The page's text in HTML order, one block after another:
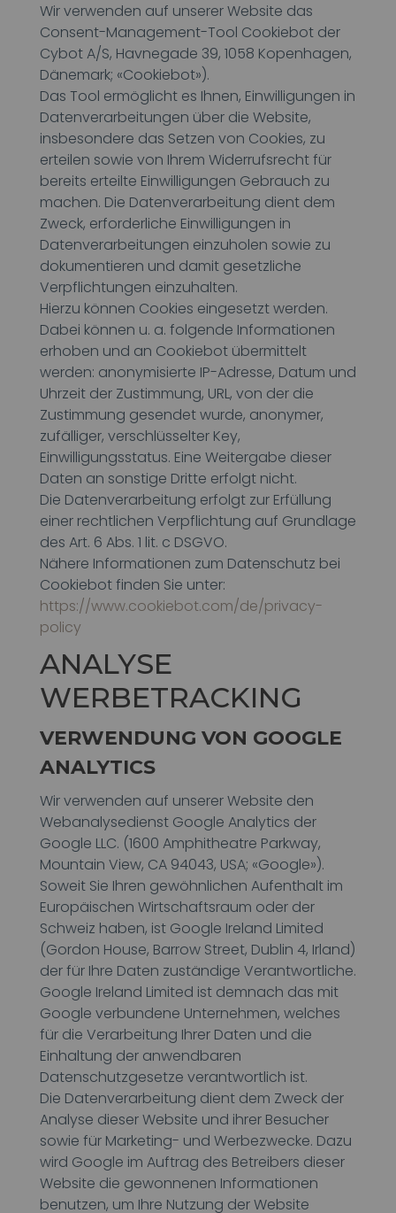
Wir verwenden auf unserer Website das
Consent-Management-Tool Cookiebot der
Cybot A/S, Havnegade 39, 1058 Kopenhagen,
Dänemark; «Cookiebot»).
Das Tool ermöglicht es Ihnen, Einwilligungen in
Datenverarbeitungen über die Website,
insbesondere das Setzen von Cookies, zu
erteilen sowie von Ihrem Widerrufsrecht für
bereits erteilte Einwilligungen Gebrauch zu
machen. Die Datenverarbeitung dient dem
Zweck, erforderliche Einwilligungen in
Datenverarbeitungen einzuholen sowie zu
dokumentieren und damit gesetzliche
Verpflichtungen einzuhalten.
Hierzu können Cookies eingesetzt werden.
Dabei können u. a. folgende Informationen
erhoben und an Cookiebot übermittelt
werden: anonymisierte IP-Adresse, Datum und
Uhrzeit der Zustimmung, URL, von der die
Zustimmung gesendet wurde, anonymer,
zufälliger, verschlüsselter Key,
Einwilligungsstatus. Eine Weitergabe dieser
Daten an sonstige Dritte erfolgt nicht.
Die Datenverarbeitung erfolgt zur Erfüllung
einer rechtlichen Verpflichtung auf Grundlage
des Art. 6 Abs. 1 lit. c DSGVO.
Nähere Informationen zum Datenschutz bei
Cookiebot finden Sie unter:
https://www.cookiebot.com/de/privacy-
policy
ANALYSE
WERBETRACKING
VERWENDUNG VON GOOGLE
ANALYTICS
Wir verwenden auf unserer Website den
Webanalysedienst Google Analytics der
Google LLC. (1600 Amphitheatre Parkway,
Mountain View, CA 94043, USA; «Google»).
Soweit Sie Ihren gewöhnlichen Aufenthalt im
Europäischen Wirtschaftsraum oder der
Schweiz haben, ist Google Ireland Limited
(Gordon House, Barrow Street, Dublin 4, Irland)
der für Ihre Daten zuständige Verantwortliche.
Google Ireland Limited ist demnach das mit
Google verbundene Unternehmen, welches
für die Verarbeitung Ihrer Daten und die
Einhaltung der anwendbaren
Datenschutzgesetze verantwortlich ist.
Die Datenverarbeitung dient dem Zweck der
Analyse dieser Website und ihrer Besucher
sowie für Marketing- und Werbezwecke. Dazu
wird Google im Auftrag des Betreibers dieser
Website die gewonnenen Informationen
benutzen, um Ihre Nutzung der Website